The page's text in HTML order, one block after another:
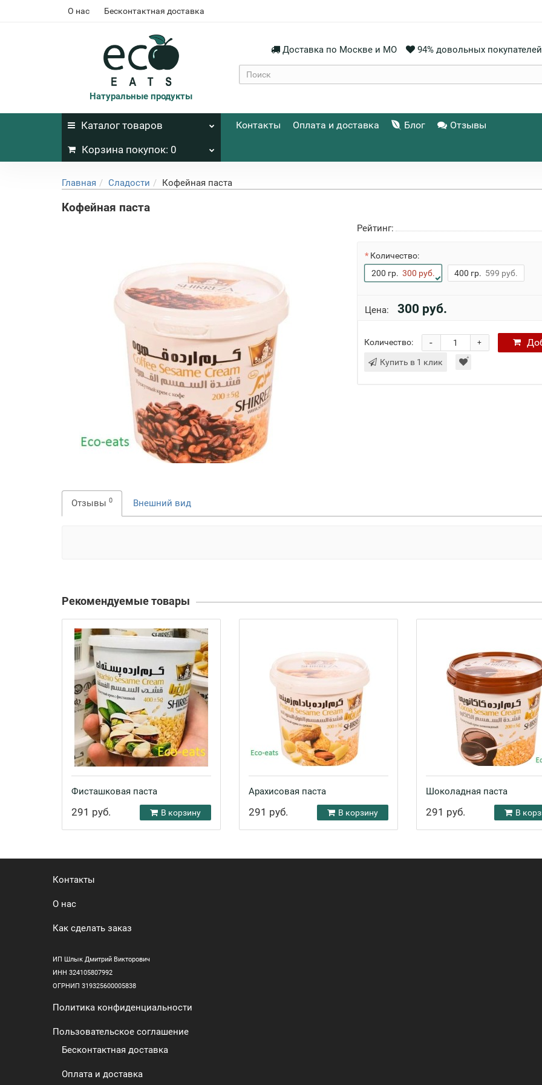
О нас Бесконтактная доставка
Натуральные продукты
Доставка по Москве и МО 94% довольных покупателей
Каталог товаров Контакты Оплата и доставка Блог Отзывы
Корзина покупок: 0
Главная Сладости Кофейная паста
Кофейная паста
Рейтинг:
Количество:
200 гр. 300 руб. 400 гр. 599 руб.
Цена: 300 руб.
Количество: +
-
Купить в 1 клик
Отзывы 0 Внешний вид
Рекомендуемые товары
Фисташковая паста
291 руб. В корзину
Арахисовая паста
291 руб. В корзину
Шоколадная паста
291 руб. В
Контакты
О нас
Как сделать заказ
ИП Шлык Дмитрий Викторович
ИНН 324105807992
ОГРНИП 319325600005838
Политика конфиденциальности
Пользовательское соглашение
Бесконтактная доставка
Оплата и доставка